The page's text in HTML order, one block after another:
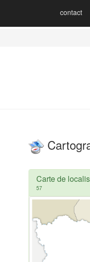
contact
Carte de
57